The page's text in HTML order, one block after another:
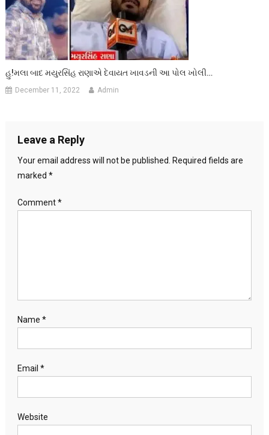
હુ!મલા બાદ મયુરસિંહ રાણાએ દેવાયત ખાવડની આ પોલ ખોલી…
December 11, 2022 Admin
Leave a Reply
Your email address will not be published.
Required fields are
marked *
Comment*
Name *
Email *
Website